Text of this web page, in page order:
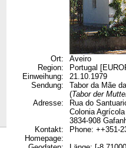
Ort:
Aveiro
Region:
Portugal
Einweihung:
21.10.1979
Sendung:
Tabor da Mãe
(Tabor der
Adresse:
Rua do
Colonia Agrícola
3834-908
Kontakt:
Phone: ++351-
Homepage: